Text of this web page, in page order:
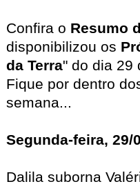
Confira o Resumo
disponibilizou os
da Terra" do dia 29
Fique por dentro
semana...
Segunda-feira, 29/
Dalila suborna